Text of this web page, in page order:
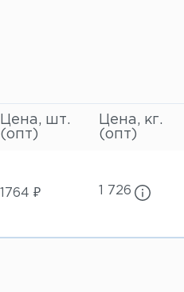
Цена, шт.
(опт)
Цена, кг.
(опт)
1764 ₽ 1 726